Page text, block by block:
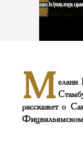
М елани
расскажет о